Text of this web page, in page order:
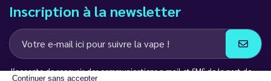
Continuer sans accepter
Inscription à la newsletter
J’accepte de recevoir des communications e-mail et SMS de la part de